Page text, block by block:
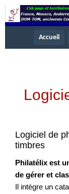
Accueil
Logiciel de
timbres
Philatélix est
de gérer et
Il intègre un